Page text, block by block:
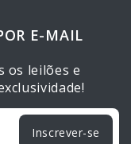
E-MAIL
os leilões e
Inscrever-se